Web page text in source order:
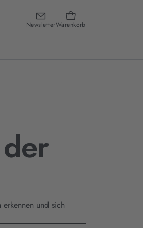
NewsletterWarenkorb
und sich